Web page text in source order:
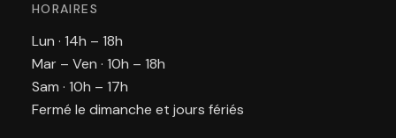
HORAIRES
Lun · 14h – 18h
Mar – Ven · 10h – 18h
Sam · 10h – 17h
Fermé le dimanche et jours fériés